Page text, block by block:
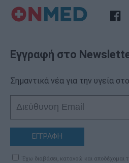
Εγγραφή στο
Σημαντικά νέα για την υγεία
ΕΓΓΡΑΦΗ
Έχω διαβάσει, κατανοώ και αποδέχομαι